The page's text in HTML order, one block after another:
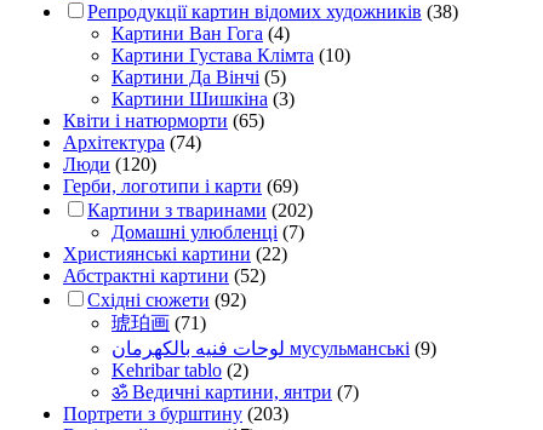
Репродукції картин відомих художників (38)
Картини Ван Гога (4)
Картини Густава Клімта (10)
Картини Да Вінчі (5)
Картини Шишкіна (3)
Квіти і натюрморти (65)
Архітектура (74)
Люди (120)
Герби, логотипи і карти (69)
Картини з тваринами (202)
Домашні улюбленці (7)
Християнські картини (22)
Абстрактні картини (52)
Східні сюжети (92)
琥珀画 (71)
لوحات فنيه بالكهرمان мусульманські (9)
Kehribar tablo (2)
ॐ Ведичні картини, янтри (7)
Портрети з бурштину (203)